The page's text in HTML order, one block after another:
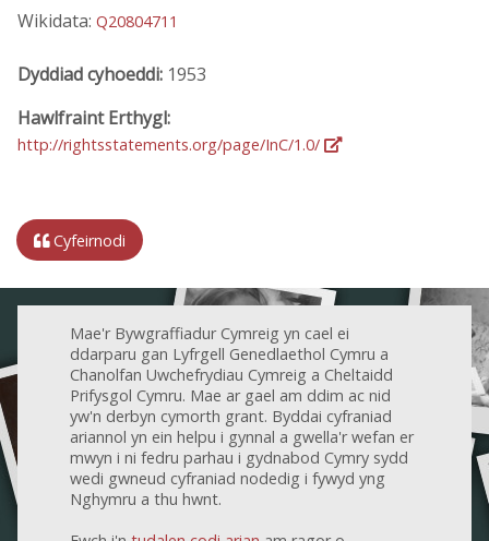
Wikidata: Q20804711
Dyddiad cyhoeddi: 1953
Hawlfraint Erthygl:
http://rightsstatements.org/page/InC/1.0/
Cyfeirnodi
Mae'r Bywgraffiadur Cymreig yn cael ei
ddarparu gan Lyfrgell Genedlaethol Cymru a
Chanolfan Uwchefrydiau Cymreig a Cheltaidd
Prifysgol Cymru. Mae ar gael am ddim ac nid
yw'n derbyn cymorth grant. Byddai cyfraniad
ariannol yn ein helpu i gynnal a gwella'r wefan er
mwyn i ni fedru parhau i gydnabod Cymry sydd
wedi gwneud cyfraniad nodedig i fywyd yng
Nghymru a thu hwnt.